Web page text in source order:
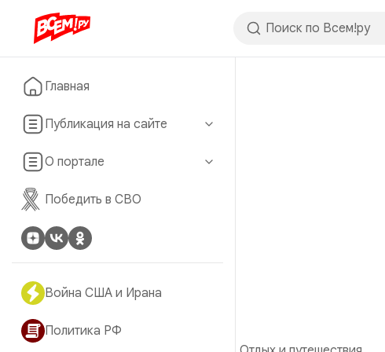
Главная
Публикация на сайте
О портале
Победить в СВО
Война США и Ирана
Политика РФ